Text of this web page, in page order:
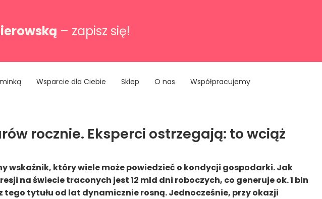
– zapisz się!
Wsparcie dla Ciebie Sklep O nas Współpracujemy
rocznie. Eksperci ostrzegają: to wciąż
wskaźnik, który wiele może powiedzieć o kondycji gospodarki. Jak
na świecie traconych jest 12 mld dni roboczych, co generuje ok. 1 bln
tego tytułu od lat dynamicznie rosną. Jednocześnie, przy okazji